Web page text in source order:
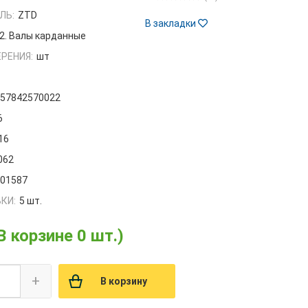
В закладки
ZTD
Валы карданные
шт
5 шт.
корзине 0 шт.)
+ В корзину